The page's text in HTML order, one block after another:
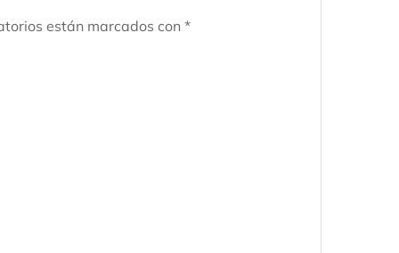
están marcados con *